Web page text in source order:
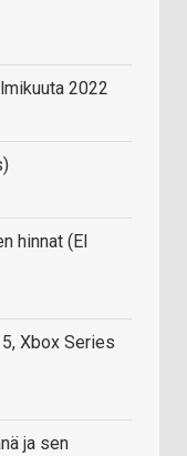
2022
hinnat (EI
Xbox Series
ja sen